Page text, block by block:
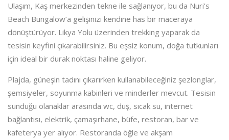
Ulaşım, Kaş merkezinden tekne ile sağlanıyor, bu da Nuri’s
Beach Bungalow’a gelişinizi kendine has bir maceraya
dönüştürüyor. Likya Yolu üzerinden trekking yaparak da
tesisin keyfini çıkarabilirsiniz. Bu eşsiz konum, doğa tutkunları
için ideal bir durak noktası haline geliyor.
Plajda, güneşin tadını çıkarırken kullanabileceğiniz şezlonglar,
şemsiyeler, soyunma kabinleri ve minderler mevcut. Tesisin
sunduğu olanaklar arasında wc, duş, sıcak su, internet
bağlantısı, elektrik, çamaşırhane, büfe, restoran, bar ve
kafeterya yer alıyor. Restoranda öğle ve akşam